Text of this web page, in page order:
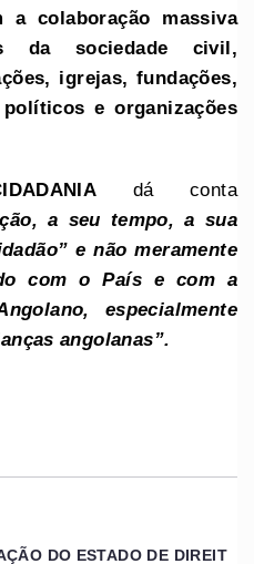
a colaboração massiva
da sociedade civil,
igrejas, fundações,
e organizações
dá conta
a seu tempo, a sua
e não meramente
com o País e com a
especialmente
angolanas”.
DO ESTADO DE DIREIT